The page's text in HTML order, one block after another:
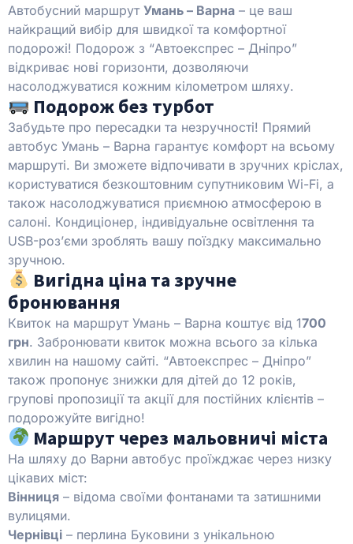
Автобусний маршрут Умань – Варна – це ваш
найкращий вибір для швидкої та комфортної
подорожі! Подорож з “Автоекспрес – Дніпро”
відкриває нові горизонти, дозволяючи
насолоджуватися кожним кілометром шляху.
Подорож без турбот
Забудьте про пересадки та незручності! Прямий
автобус Умань – Варна гарантує комфорт на всьому
маршруті. Ви зможете відпочивати в зручних кріслах,
користуватися безкоштовним супутниковим Wi-Fi, а
також насолоджуватися приємною атмосферою в
салоні. Кондиціонер, індивідуальне освітлення та
USB-роз’єми зроблять вашу поїздку максимально
зручною.
Вигідна ціна та зручне
бронювання
Квиток на маршрут Умань – Варна коштує від 1700
грн. Забронювати квиток можна всього за кілька
хвилин на нашому сайті. “Автоекспрес – Дніпро”
також пропонує знижки для дітей до 12 років,
групові пропозиції та акції для постійних клієнтів –
подорожуйте вигідно!
Маршрут через мальовничі міста
На шляху до Варни автобус проїжджає через низку
цікавих міст:
Вінниця – відома своїми фонтанами та затишними
вулицями.
Чернівці – перлина Буковини з унікальною